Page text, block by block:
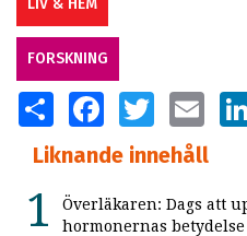
FORSKNING
SHARE FACEBOOKTWITTER EMAIL
Liknande innehåll
Överläkaren: Dags att
hormonernas